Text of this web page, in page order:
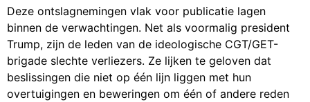
Deze ontslagnemingen vlak voor publicatie lagen
binnen de verwachtingen. Net als voormalig president
Trump, zijn de leden van de ideologische CGT/GET-
brigade slechte verliezers. Ze lijken te geloven dat
beslissingen die niet op één lijn liggen met hun
overtuigingen en beweringen om één of andere reden